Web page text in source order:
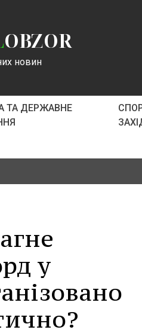
OBZOR
новин
ТА ДЕРЖАВНЕ
у